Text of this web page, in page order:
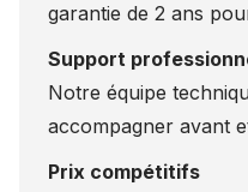
garantie de 2 ans
Support
Notre équipe
accompagner avant
Prix compétitifs